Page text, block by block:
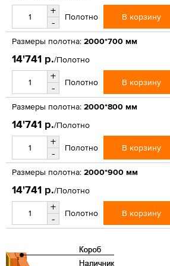
+
-
Полотно В корзину
Размеры полотна: 2000*700 мм
14'741 р./Полотно
+
-
Полотно В корзину
Размеры полотна: 2000*800 мм
14'741 р./Полотно
+
-
Полотно В корзину
Размеры полотна: 2000*900 мм
14'741 р./Полотно
+
-
Полотно В корзину